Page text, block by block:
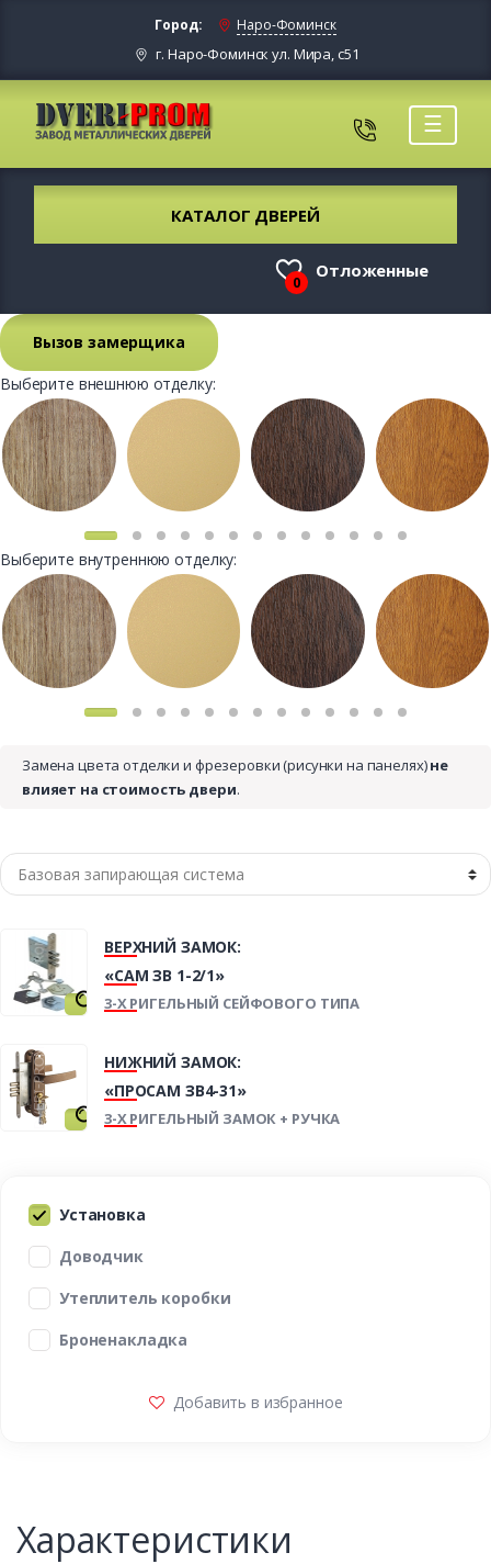
Город: Наро-Фоминск
г. Наро-Фоминск ул. Мира, с51
☰
КАТАЛОГ ДВЕРЕЙ
0
Отложенные
Вызов замерщика
Выберите внешнюю отделку:
Выберите внутреннюю отделку:
Замена цвета отделки и фрезеровки (рисунки на панелях)не
влияет на стоимость двери.
ВЕРХНИЙ ЗАМОК:
«САМ ЗВ 1-2/1»
3-Х РИГЕЛЬНЫЙ СЕЙФОВОГО ТИПА
НИЖНИЙ ЗАМОК:
«ПРОСАМ ЗВ4-31»
3-Х РИГЕЛЬНЫЙ ЗАМОК + РУЧКА
Установка
Доводчик
Утеплитель коробки
Броненакладка
Добавить в избранное
Характеристики